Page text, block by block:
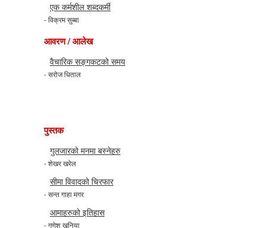
एक कर्मशील शब्दकर्मी
- विक्रम सुब्बा
आवरण / आलेख
वैचारिक सङ्गकटको समय
- सरोज धिताल
पुस्तक
गुलजारको मनमा बस्नेहरु
- शेखर खरेल
सीमा विवादको चिरफार
- सन्त गाहा मगर
आमाहरुको इतिहास
- गणेश खनिया